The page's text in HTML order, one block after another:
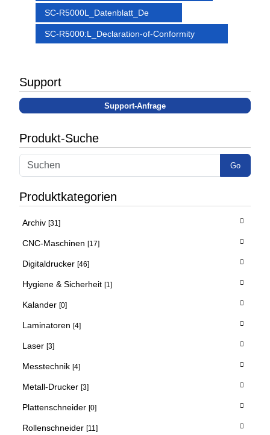
SC-R5000L_Datenblatt_De
SC-R5000:L_Declaration-of-Conformity
Support
Support-Anfrage
Produkt-Suche
Go
Produktkategorien
Archiv [31]
CNC-Maschinen [17]
Digitaldrucker [46]
Hygiene & Sicherheit [1]
Kalander [0]
Laminatoren [4]
Laser [3]
Messtechnik [4]
Metall-Drucker [3]
Plattenschneider [0]
Rollenschneider [11]